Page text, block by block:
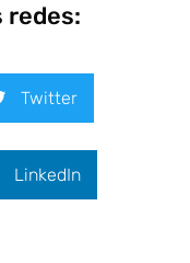
redes:
Twitter
LinkedIn